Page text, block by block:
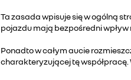
Ta zasada wpisuje się w ogólną
pojazdu mają bezpośredni wpływ
Ponadto w całym aucie
charakteryzującej tę współpracę.